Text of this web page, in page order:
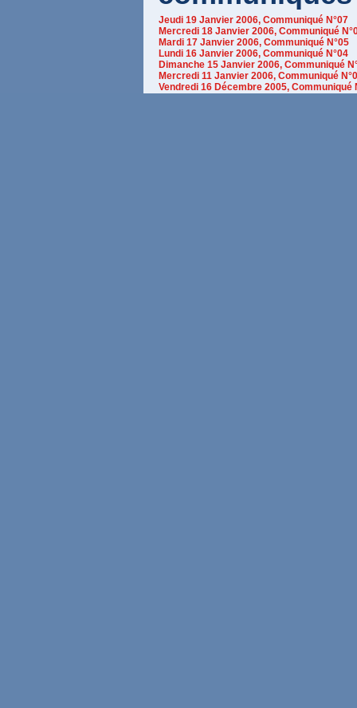
Jeudi 19 Janvier 2006, Communiqué N°07
Mercredi 18 Janvier 2006, Communiqué
Mardi 17 Janvier 2006, Communiqué N°05
Lundi 16 Janvier 2006, Communiqué N°04
Dimanche 15 Janvier 2006, Communiqué
Mercredi 11 Janvier 2006, Communiqué
Vendredi 16 Décembre 2005, Communiqué